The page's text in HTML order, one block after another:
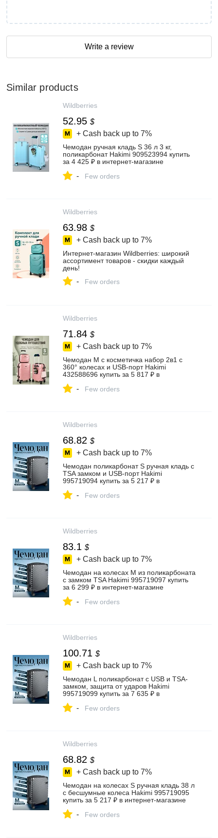
Write a review
Similar products
Wildberries
52.95 $
+ Cash back up to 7%
Чемодан ручная кладь S 36 л 3 кг,
поликарбонат Hakimi 909523994 купить
за 4 425 ₽ в интернет‑магазине
- Few orders
Wildberries
63.98 $
+ Cash back up to 7%
Интернет‑магазин Wildberries: широкий
ассортимент товаров - скидки каждый
день!
- Few orders
Wildberries
71.84 $
+ Cash back up to 7%
Чемодан M с косметичка набор 2в1 с
360° колесах и USB-порт Hakimi
432588696 купить за 5 817 ₽ в
- Few orders
Wildberries
68.82 $
+ Cash back up to 7%
Чемодан поликарбонат S ручная кладь с
TSA замком и USB-порт Hakimi
995719094 купить за 5 217 ₽ в
- Few orders
Wildberries
83.1 $
+ Cash back up to 7%
Чемодан на колесах M из поликарбоната
с замком TSA Hakimi 995719097 купить
за 6 299 ₽ в интернет‑магазине
- Few orders
Wildberries
100.71 $
+ Cash back up to 7%
Чемодан L поликарбонат с USB и TSA-
замком, защита от ударов Hakimi
995719099 купить за 7 635 ₽ в
- Few orders
Wildberries
68.82 $
+ Cash back up to 7%
Чемодан на колесах S ручная кладь 38 л
с бесшумные колеса Hakimi 995719095
купить за 5 217 ₽ в интернет‑магазине
- Few orders